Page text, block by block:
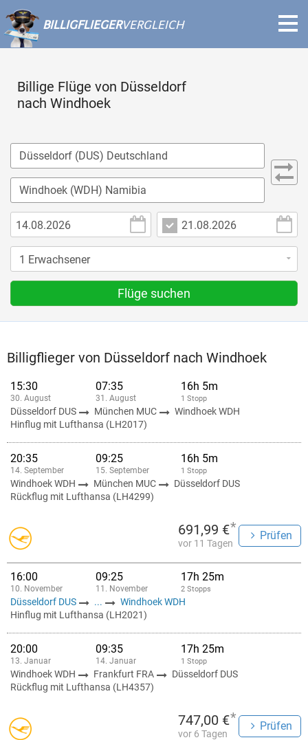
BILLIGFLIEGERVERGLEICH
Billige Flüge von Düsseldorf
nach Windhoek
Flüge suchen
Billigflieger von Düsseldorf nach Windhoek
15:30
30. August
07:35
31. August
16h 5m
1 Stopp
Düsseldorf DUS München MUC
Windhoek WDH
Hinflug mit Lufthansa (LH2017)
20:35
14. September
09:25
15. September
16h 5m
1 Stopp
Windhoek WDH München MUC
Düsseldorf DUS
Rückflug mit Lufthansa (LH4299)
691,99 €*
vor 11 Tagen
Prüfen
16:00
10. November
09:25
11. November
17h 25m
2 Stopps
Düsseldorf DUS ...
Windhoek WDH
Hinflug mit Lufthansa (LH2021)
20:00
13. Januar
09:35
14. Januar
17h 25m
1 Stopp
Windhoek WDH Frankfurt FRA
Düsseldorf DUS
Rückflug mit Lufthansa (LH4357)
747,00 €*
vor 6 Tagen
Prüfen